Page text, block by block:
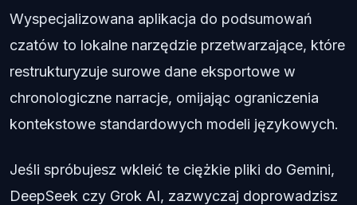
Wyspecjalizowana aplikacja do podsumowań
czatów to lokalne narzędzie przetwarzające, które
restrukturyzuje surowe dane eksportowe w
chronologiczne narracje, omijając ograniczenia
kontekstowe standardowych modeli językowych.
Jeśli spróbujesz wkleić te ciężkie pliki do Gemini,
DeepSeek czy Grok AI, zazwyczaj doprowadzisz